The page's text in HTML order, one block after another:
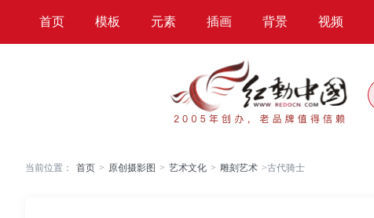
首页 模板 元素 插画 背景 视频
当前位置： 首页 > 原创摄影图 > 艺术文化 > 雕刻艺术 >古代骑士